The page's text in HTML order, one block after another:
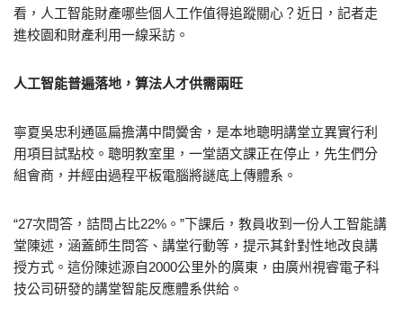
看，人工智能財產哪些個人工作值得追蹤關心？近日，記者走
進校園和財產利用一線采訪。
人工智能普遍落地，算法人才供需兩旺
寧夏吳忠利通區扁擔溝中間黌舍，是本地聰明講堂立異實行利
用項目試點校。聰明教室里，一堂語文課正在停止，先生們分
組會商，并經由過程平板電腦將謎底上傳體系。
“27次問答，詰問占比22%。”下課后，教員收到一份人工智能講
堂陳述，涵蓋師生問答、講堂行動等，提示其針對性地改良講
授方式。這份陳述源自2000公里外的廣東，由廣州視睿電子科
技公司研發的講堂智能反應體系供給。